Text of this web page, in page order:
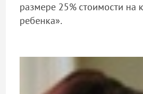
размере 25% стоимости на
ребенка».